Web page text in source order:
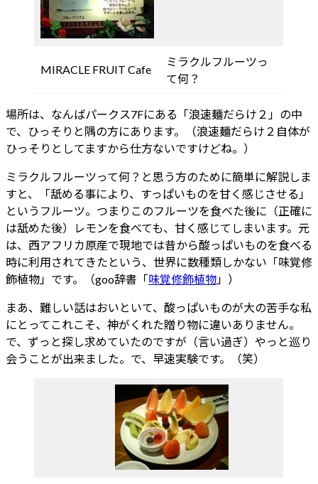
MIRACLE FRUIT Cafe
ミラクルフルーツっ
て何？
場所は、なんばパークス7Fにある「浪速麺だらけ２」の中
で、ひっそりと隅の方にあります。（浪速麺だらけ２自体が
ひっそりとしてますから仕方ないですけどね。）
ミラクルフルーツって何？と思う方のために簡単に解説しま
すと、「舐める事により、すっぱいものを甘く感じさせる」
というフルーツ。つまりこのフルーツを食べた後に（正確に
は舐めた後）レモンを食べても、甘く感じてしまいます。元
は、西アフリカ原産で現地では昔から酸っぱいものを食べる
時に利用されてきたという、世界に数種類しかない「味覚修
飾植物」です。（goo辞書「味覚修飾植物 」）
まあ、難しい話はおいといて、酸っぱいものが大の苦手な私
にとってこれこそ、神がくれた贈り物に違いありません。
で、ずっと探し求めていたのですが（言い過ぎ）やっと巡り
会うことが出来ました。で、早速実験です。（笑）